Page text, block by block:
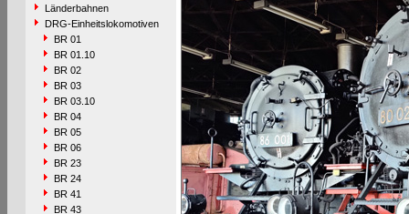
Länderbahnen
DRG-Einheitslokomotiven
BR 01
BR 01.10
BR 02
BR 03
BR 03.10
BR 04
BR 05
BR 06
BR 23
BR 24
BR 41
BR 43